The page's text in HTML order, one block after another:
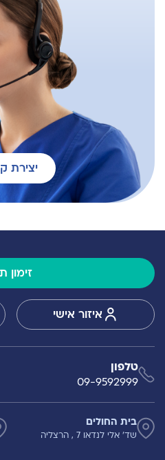
יצירת
זימון
איזור אישי
טלפון
09-9592999
בית החולים
שד' אלי לנדאו 7 , הרצליה